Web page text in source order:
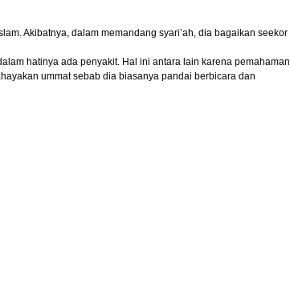
Akibatnya, dalam memandang syari’ah, dia bagaikan seekor
hatinya ada penyakit. Hal ini antara lain karena pemahaman
ummat sebab dia biasanya pandai berbicara dan